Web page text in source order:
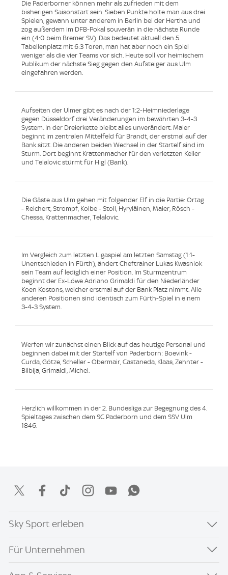
Die Paderborner können mehr als zufrieden mit dem
bisherigen Saisonstart sein. Sieben Punkte holte man aus drei
Spielen, gewann unter anderem in Berlin bei der Hertha und
zog außerdem im DFB-Pokal souverän in die nächste Runde
ein (4:0 beim Bremer SV). Das bedeutet aktuell den 5.
Tabellenplatz mit 6:3 Toren, man hat aber noch ein Spiel
weniger als die vier Teams vor sich. Heute soll vor heimischem
Publikum der nächste Sieg gegen den Aufsteiger aus Ulm
eingefahren werden.
Aufseiten der Ulmer gibt es nach der 1:2-Heimniederlage
gegen Düsseldorf drei Veränderungen im bewährten 3-4-3
System. In der Dreierkette bleibt alles unverändert. Maier
beginnt im zentralen Mittelfeld für Brandt, der erstmal auf der
Bank sitzt. Die anderen beiden Wechsel in der Startelf sind im
Sturm. Dort beginnt Krattenmacher für den verletzten Keller
und Telalovic stürmt für Higl (Bank).
Die Gäste aus Ulm gehen mit folgender Elf in die Partie: Ortag
- Reichert, Strompf, Kolbe - Stoll, Hyryläinen, Maier, Rösch -
Chessa, Krattenmacher, Telalovic.
Im Vergleich zum letzten Ligaspiel am letzten Samstag (1:1-
Unentschieden in Fürth), ändert Cheftrainer Lukas Kwasniok
sein Team auf lediglich einer Position. Im Sturmzentrum
beginnt der Ex-Löwe Adriano Grimaldi für den Niederländer
Koen Kostons, welcher erstmal auf der Bank Platz nimmt. Alle
anderen Positionen sind identisch zum Fürth-Spiel in einem
3-4-3 System.
Werfen wir zunächst einen Blick auf das heutige Personal und
beginnen dabei mit der Startelf von Paderborn: Boevink -
Curda, Götze, Scheller - Obermair, Castaneda, Klaas, Zehnter -
Bilbija, Grimaldi, Michel.
Herzlich willkommen in der 2. Bundesliga zur Begegnung des 4.
Spieltages zwischen dem SC Paderborn und dem SSV Ulm
1846.
Sky Sport erleben
Für Unternehmen